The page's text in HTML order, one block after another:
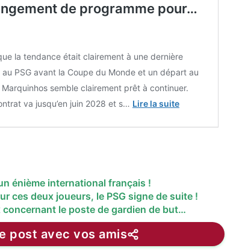
de programme pour…
la tendance était clairement à une dernière
au PSG avant la Coupe du Monde et un départ au
Marquinhos semble clairement prêt à continuer.
va jusqu’en juin 2028 et s… Lire la suite
énième international français !
ces deux joueurs, le PSG signe de suite !
concernant le poste de gardien de but…
post avec vos amis